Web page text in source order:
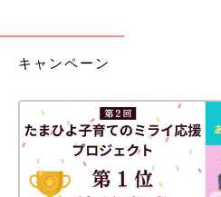
キャンペーン